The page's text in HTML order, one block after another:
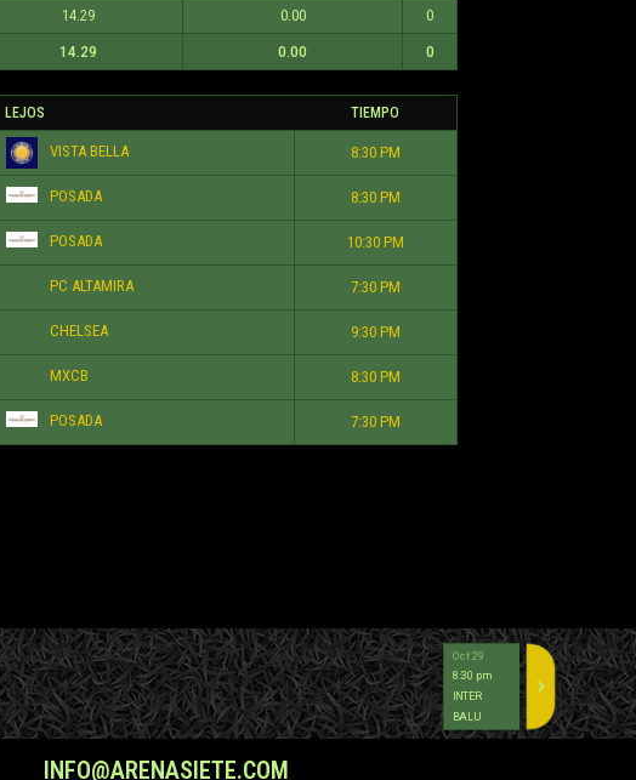
14.29 0.00
0
14.29 0.00 0
LEJOS TIEMPO
VISTA BELLA 8:30 PM
POSADA 8:30 PM
POSADA 10:30 PM
PC ALTAMIRA 7:30 PM
CHELSEA 9:30 PM
MXCB 8:30 PM
POSADA 7:30 PM
Oct 29
8:30 pm
INTER
2
BALU
0
Oct 23
8:30 pm
EGSA
ATV
INFO@ARENASIETE.COM